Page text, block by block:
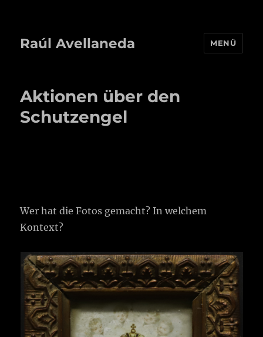
Raúl Avellaneda MENÜ
Aktionen über den
Schutzengel
Wer hat die Fotos gemacht? In welchem
Kontext?